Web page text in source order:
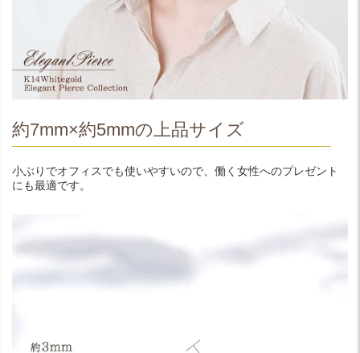
約7mm×約5mmの上品サイズ
小ぶりでオフィスでも使いやすいので、働く女性へのプレゼント
にも最適です。